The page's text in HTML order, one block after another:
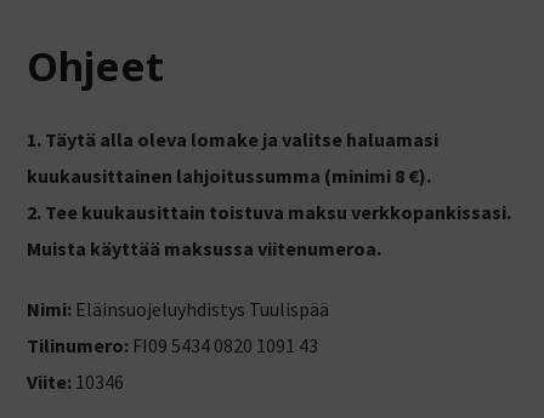
Ohjeet
1. Täytä alla oleva lomake ja valitse haluamasi
kuukausittainen lahjoitussumma (minimi 8 €).
2. Tee kuukausittain toistuva maksu verkkopankissasi.
Muista käyttää maksussa viitenumeroa.
Nimi: Eläinsuojeluyhdistys Tuulispää
Tilinumero: FI09 5434 0820 1091 43
Viite: 10346